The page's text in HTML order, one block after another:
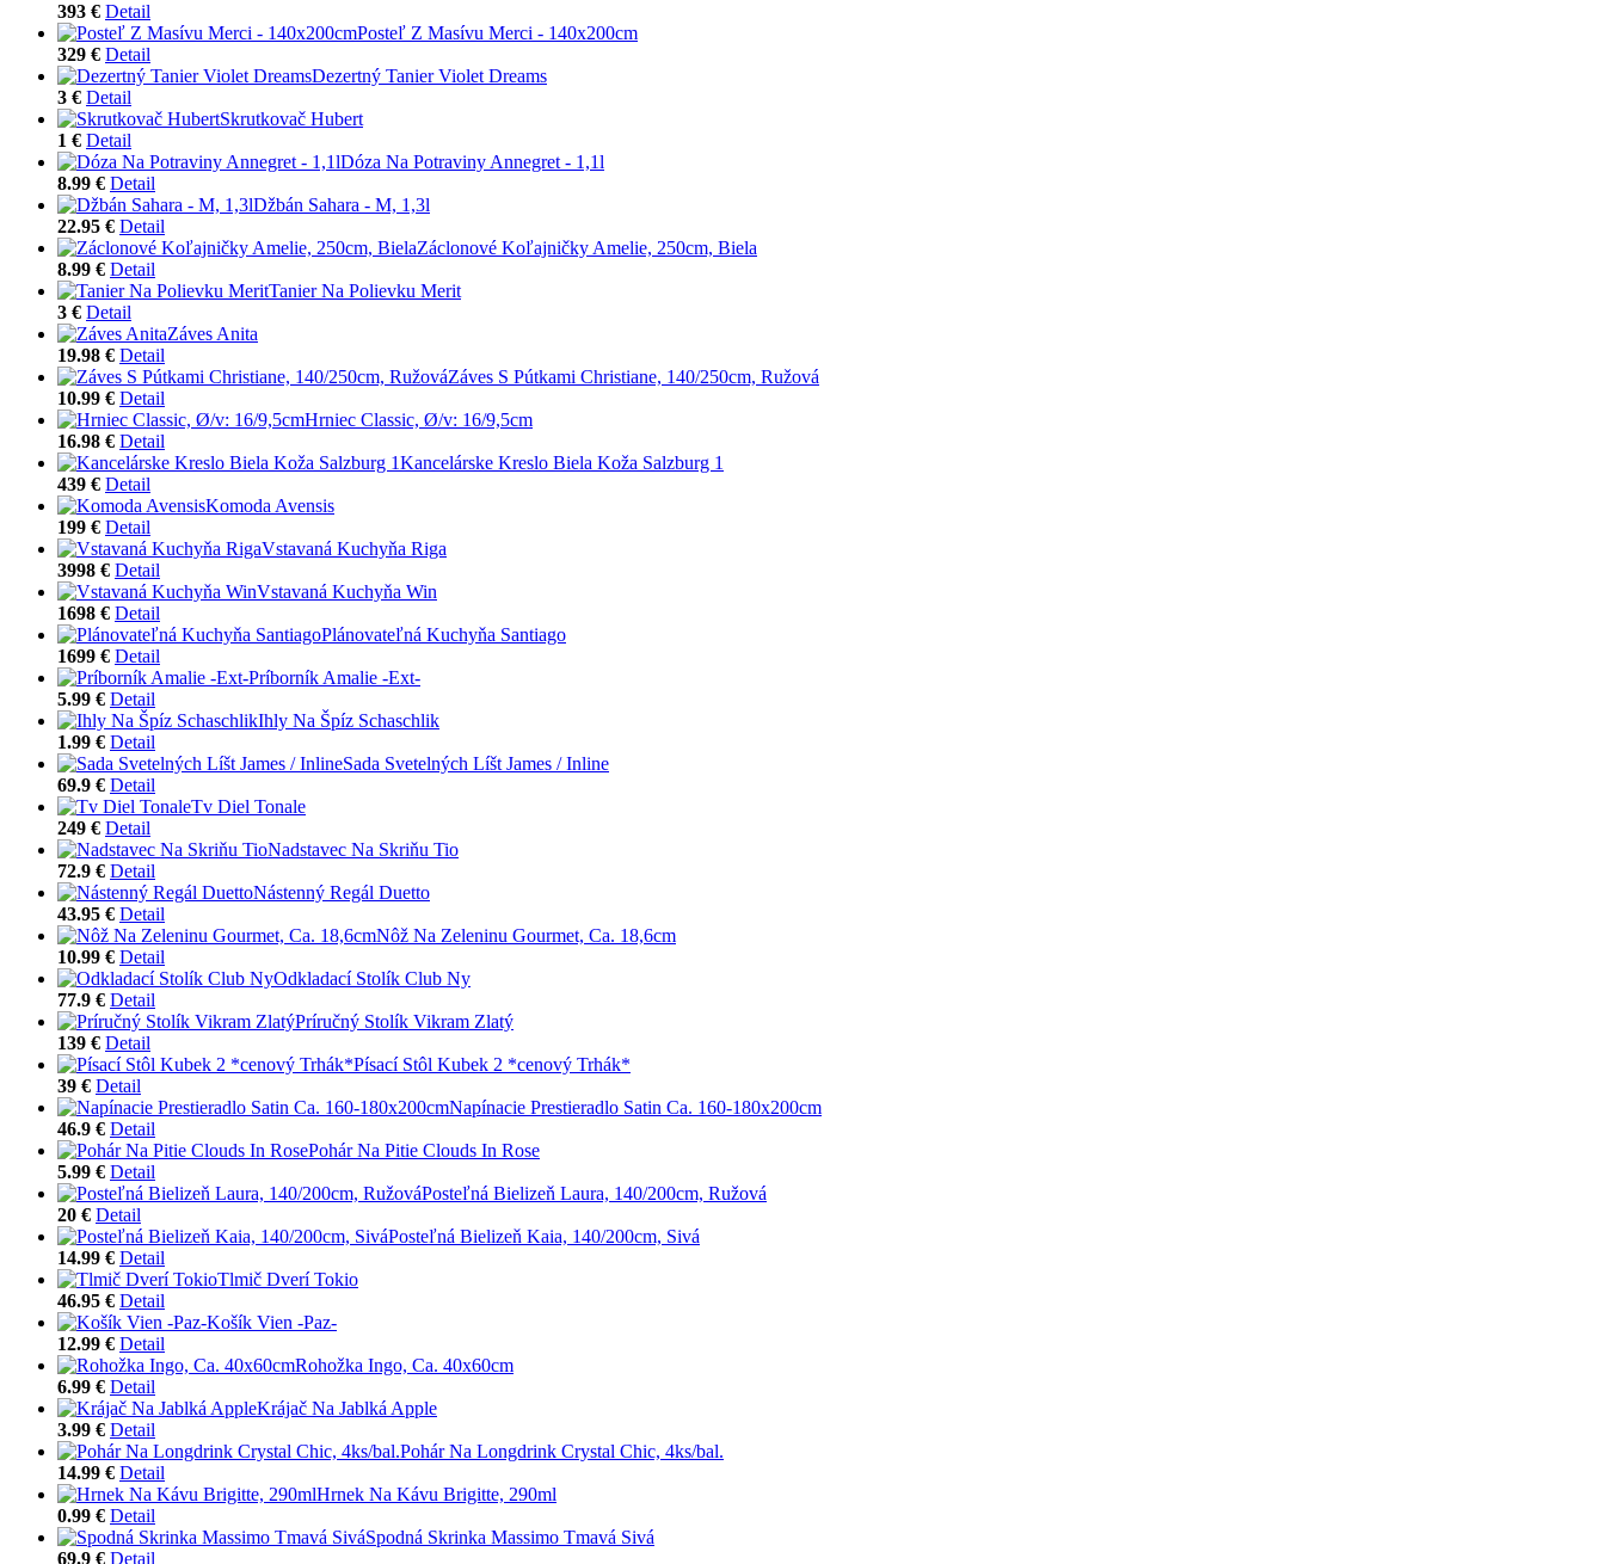
393 € Detail
Posteľ Z Masívu Merci - 140x200cm
329 € Detail
Dezertný Tanier Violet Dreams
3 € Detail
Skrutkovač Hubert
1 € Detail
Dóza Na Potraviny Annegret - 1,1l
8.99 € Detail
Džbán Sahara - M, 1,3l
22.95 € Detail
Záclonové Koľajničky Amelie, 250cm, Biela
8.99 € Detail
Tanier Na Polievku Merit
3 € Detail
Záves Anita
19.98 € Detail
Záves S Pútkami Christiane, 140/250cm, Ružová
10.99 € Detail
Hrniec Classic, Ø/v: 16/9,5cm
16.98 € Detail
Kancelárske Kreslo Biela Koža Salzburg 1
439 € Detail
Komoda Avensis
199 € Detail
Vstavaná Kuchyňa Riga
3998 € Detail
Vstavaná Kuchyňa Win
1698 € Detail
Plánovateľná Kuchyňa Santiago
1699 € Detail
Príborník Amalie -Ext-
5.99 € Detail
Ihly Na Špíz Schaschlik
1.99 € Detail
Sada Svetelných Líšt James / Inline
69.9 € Detail
Tv Diel Tonale
249 € Detail
Nadstavec Na Skriňu Tio
72.9 € Detail
Nástenný Regál Duetto
43.95 € Detail
Nôž Na Zeleninu Gourmet, Ca. 18,6cm
10.99 € Detail
Odkladací Stolík Club Ny
77.9 € Detail
Príručný Stolík Vikram Zlatý
139 € Detail
Písací Stôl Kubek 2 *cenový Trhák*
39 € Detail
Napínacie Prestieradlo Satin Ca. 160-180x200cm
46.9 € Detail
Pohár Na Pitie Clouds In Rose
5.99 € Detail
Posteľná Bielizeň Laura, 140/200cm, Ružová
20 € Detail
Posteľná Bielizeň Kaia, 140/200cm, Sivá
14.99 € Detail
Tlmič Dverí Tokio
46.95 € Detail
Košík Vien -Paz-
12.99 € Detail
Rohožka Ingo, Ca. 40x60cm
6.99 € Detail
Krájač Na Jablká Apple
3.99 € Detail
Pohár Na Longdrink Crystal Chic, 4ks/bal.
14.99 € Detail
Hrnek Na Kávu Brigitte, 290ml
0.99 € Detail
Spodná Skrinka Massimo Tmavá Sivá
69.9 € Detail